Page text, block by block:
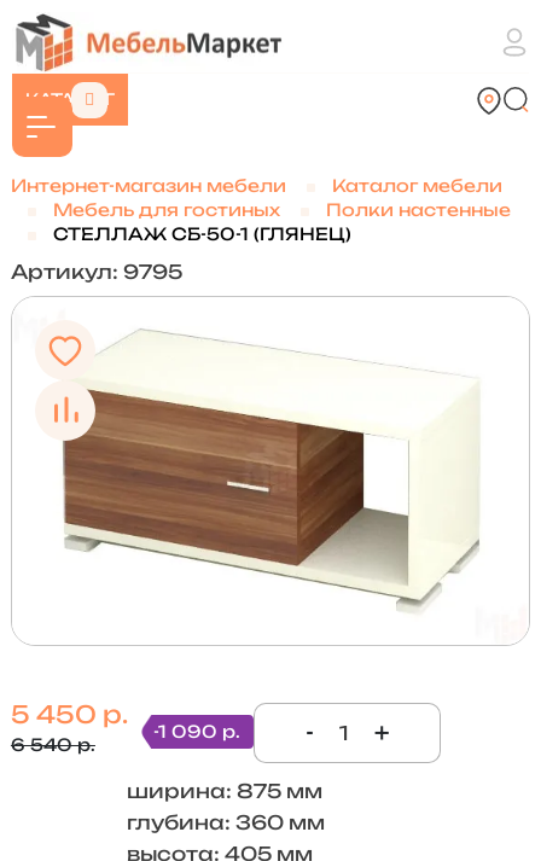
КАТАЛОГ
Интернет-магазин мебели
Каталог мебели
Мебель для гостиных
Полки настенные
СТЕЛЛАЖ CБ-50-1 (ГЛЯНЕЦ)
Артикул: 9795
5 450 р.
6 540 р.
-1 090 р. - +
ширина: 875 мм
глубина: 360 мм
высота: 405 мм